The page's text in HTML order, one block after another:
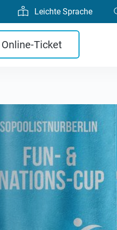
Leichte Sprache
Online-Ticket